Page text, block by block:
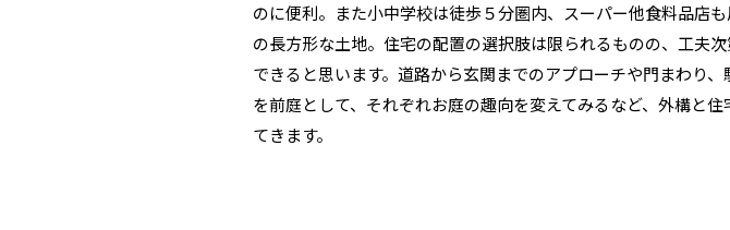
のに便利。また小中学校は徒歩５分圏内、スーパー他食料品店
の長方形な土地。住宅の配置の選択肢は限られるものの、工夫
できると思います。道路から玄関までのアプローチや門まわり
を前庭として、それぞれお庭の趣向を変えてみるなど、外構と
てきます。